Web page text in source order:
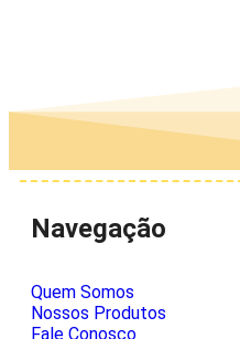
Navegação
Quem Somos
Nossos Produtos
Fale Conosco